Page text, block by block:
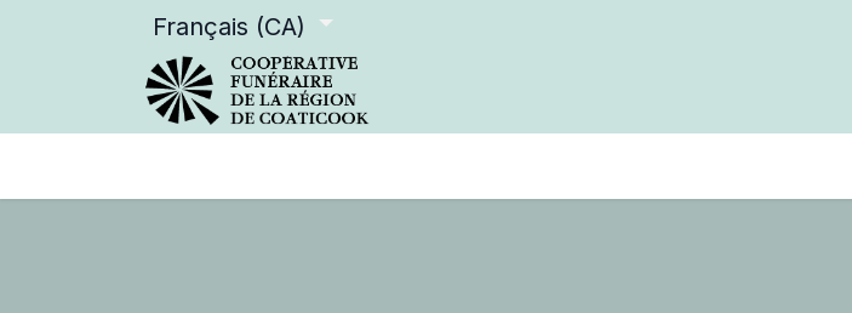
Français (CA)